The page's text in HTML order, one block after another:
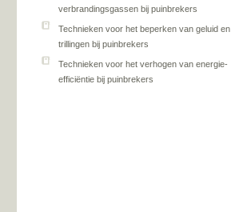
verbrandingsgassen bij puinbrekers
Technieken voor het beperken van geluid en
trillingen bij puinbrekers
Technieken voor het verhogen van energie-
efficiëntie bij puinbrekers